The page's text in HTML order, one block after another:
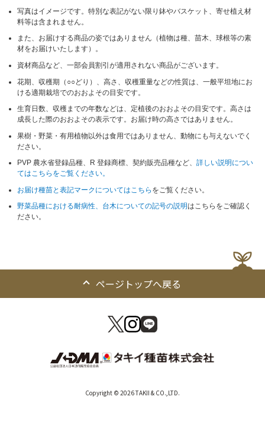
写真はイメージです。特別な表記がない限り鉢やバスケット、寄せ植え材
料等は含まれません。
また、お届けする商品の姿ではありません（植物は種、苗木、球根等の素
材をお届けいたします）。
資材商品など、一部会員割引が適用されない商品がございます。
花期、収穫期（○○どり）、高さ、収穫重量などの性質は、一般平坦地にお
ける適期栽培でのおおよその目安です。
生育日数、収穫までの年数などは、定植後のおおよその目安です。高さは
成長した際のおおよその表示です。お届け時の高さではありません。
果樹・野菜・有用植物以外は食用ではありません、動物にも与えないでく
ださい。
PVP 農水省登録品種、R 登録商標、契約販売品種など、詳しい説明につい
てはこちらをご覧ください。
お届け種苗と表記マークについてはこちら をご覧ください。
野菜品種における耐病性、台木についての記号の説明はこちらをご確認く
ださい。
ページトップへ戻る
Copyright © 2026 TAKII & CO.,LTD.